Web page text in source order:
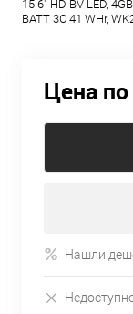
15.6" HD BV LED,
BATT 3C 41 WHr,
Цена
Нашли